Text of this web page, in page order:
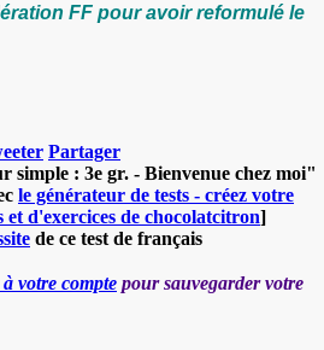
FF pour avoir reformulé le
Partager
simple : 3e gr. - Bienvenue chez moi"
le générateur de tests - créez votre
et d'exercices de chocolatcitron]
de ce test de français
votre compte pour sauvegarder votre